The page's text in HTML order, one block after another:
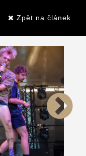
Zpět na článek